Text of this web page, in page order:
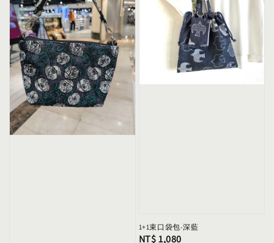
1+1束口袋包-深藍
Regular
NT$ 1,080